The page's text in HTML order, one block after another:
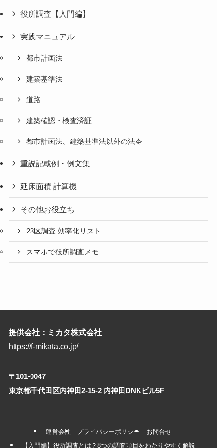
役所調査【入門編】
実践マニュアル
都市計画法
建築基準法
道路
建築確認・検査済証
都市計画法、建築基準法以外の法令
重説記載例・例文集
延床面積 計算機
その他お役立ち
23区調査 効率化リスト
スマホで役所調査メモ
提供会社：ミカタ株式会社
https://f-mikata.co.jp/
〒101-0047
東京都千代田区内神田2-15-2 内神田DNKビル5F
運営会社 プライバシーポリシー
お問合せ
【入門編】役所調査とは？8つの調査項目をわかりやすく解説